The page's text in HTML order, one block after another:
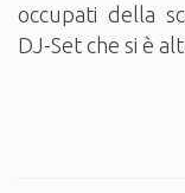
occupati della
DJ-Set che si è